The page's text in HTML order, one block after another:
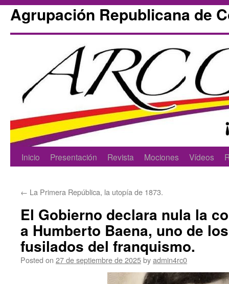
Agrupación Republicana de
Skip
content
Inicio Presentación Revista Mociones Vídeos
← La Primera República, la utopía de 1873.
El Gobierno declara nula la
a Humberto Baena, uno de
fusilados del franquismo.
Posted on 27 de septiembre de 2025byadmin4rc0